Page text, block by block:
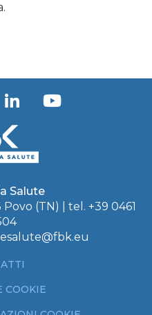
Salute
Povo (TN) | tel. +39 0461
COOKIE